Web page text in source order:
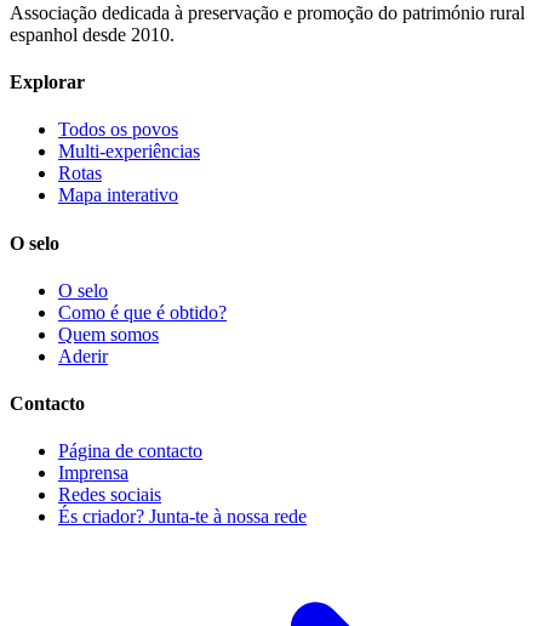
Associação dedicada à preservação e promoção do património rural
espanhol desde 2010.
Explorar
Todos os povos
Multi-experiências
Rotas
Mapa interativo
O selo
O selo
Como é que é obtido?
Quem somos
Aderir
Contacto
Página de contacto
Imprensa
Redes sociais
És criador? Junta-te à nossa rede